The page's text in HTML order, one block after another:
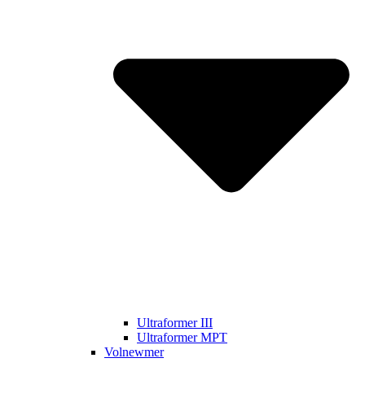
Ultraformer III
Ultraformer MPT
Volnewmer